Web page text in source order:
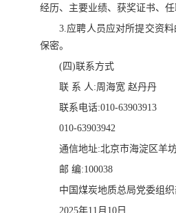
经历、主要业绩、获奖证书、
3.应聘人员应对所提交资
保密。
(四)联系方式
联 系 人:周海宽 赵丹丹
联系电话:010-63903913
010-63903942
通信地址:北京市海淀区羊
邮 编:100038
中国煤炭地质总局党委组
2025年11月10日